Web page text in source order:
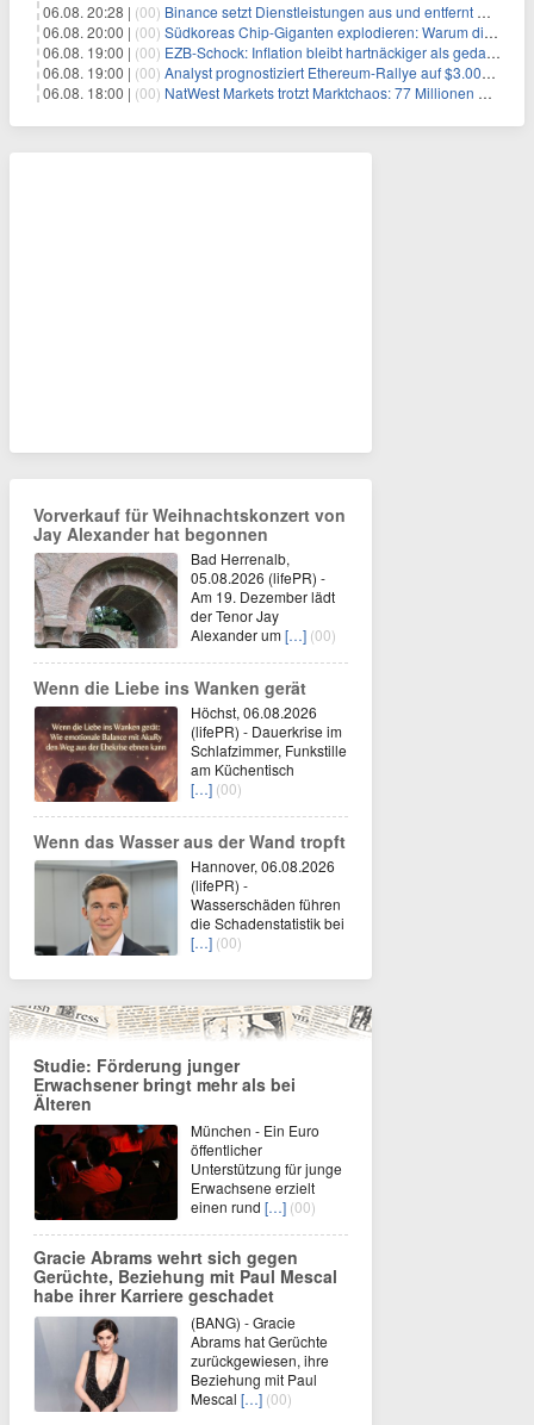
06.08. 20:28 | (00) Binance setzt Dienstleistungen aus und entfernt mehrere Krypto-Paare: Wer ist betroffen?
06.08. 20:00 | (00) Südkoreas Chip-Giganten explodieren: Warum dieser Rekord-Tag die KI-Branche erschüttert
06.08. 19:00 | (00) EZB-Schock: Inflation bleibt hartnäckiger als gedacht – 2027 wird zum kritischen Test
06.08. 19:00 | (00) Analyst prognostiziert Ethereum-Rallye auf $3.000 nach entscheidendem On-Chain-Ausbruch
06.08. 18:00 | (00) NatWest Markets trotzt Marktchaos: 77 Millionen Pfund Gewinn im ersten Halbjahr
Vorverkauf für Weihnachtskonzert von
Jay Alexander hat begonnen
Bad Herrenalb,
05.08.2026 (lifePR) -
Am 19. Dezember lädt
der Tenor Jay
Alexander um[…] (00)
Wenn die Liebe ins Wanken gerät
Höchst, 06.08.2026
(lifePR) - Dauerkrise im
Schlafzimmer, Funkstille
am Küchentisch
[…] (00)
Wenn das Wasser aus der Wand tropft
Hannover, 06.08.2026
(lifePR) -
Wasserschäden führen
die Schadenstatistik bei
[…] (00)
Studie: Förderung junger
Erwachsener bringt mehr als bei
Älteren
München - Ein Euro
öffentlicher
Unterstützung für junge
Erwachsene erzielt
einen rund […] (00)
Gracie Abrams wehrt sich gegen
Gerüchte, Beziehung mit Paul Mescal
habe ihrer Karriere geschadet
(BANG) - Gracie
Abrams hat Gerüchte
zurückgewiesen, ihre
Beziehung mit Paul
Mescal […] (00)